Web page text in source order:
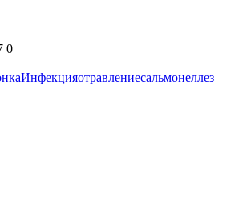
0
Инфекцияотравлениесальмонеллез